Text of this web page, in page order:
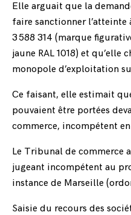
Elle arguait que la
faire sanctionner l’atteinte
3 588 314 (marque
jaune RAL 1018) et qu’elle
monopole d’exploitation
Ce faisant, elle estimait
pouvaient être portées
commerce, incompétent
Le Tribunal de commerce
jugeant incompétent au
instance de Marseille
Saisie du recours des